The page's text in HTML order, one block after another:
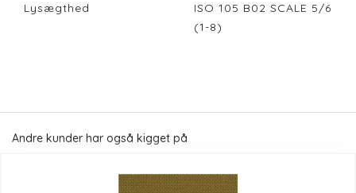
Lysægthed
ISO 105 B02 SCALE 5/6
(1-8)
Andre kunder har også kigget på